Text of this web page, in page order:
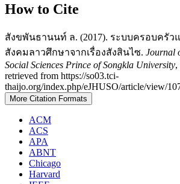
How to Cite
สังขพันธานนท์ ล. (2017). ระบบครอบครัว
สังคมลาวศึกษาจากเรื่องสังสินไซ. Journal
Social Sciences Prince of Songkla University,
retrieved from https://so03.tci-
thaijo.org/index.php/eJHUSO/article/view/
More Citation Formats
ACM
ACS
APA
ABNT
Chicago
Harvard